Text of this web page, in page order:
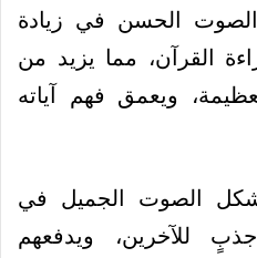
الحسن في زيادة
القرآن، مما يزيد من
ويعمق فهم آياته
الصوت الجميل في
للآخرين، ويدفعهم